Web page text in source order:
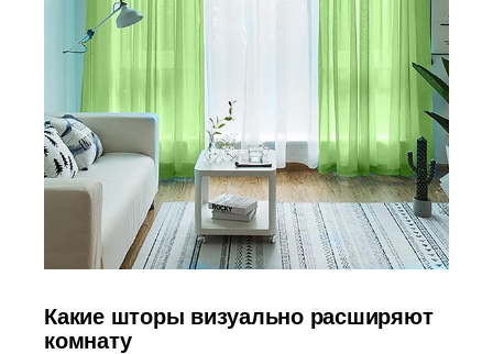
Какие шторы визуально расширяют
комнату